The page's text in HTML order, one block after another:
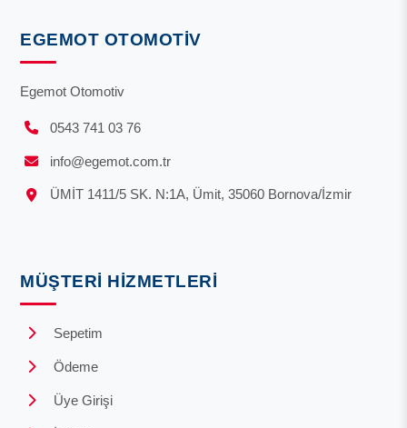
EGEMOT OTOMOTIV
Egemot Otomotiv
0543 741 03 76
info@egemot.com.tr
ÜMİT 1411/5 SK. N:1A, Ümit, 35060 Bornova/İzmir
MÜŞTERI HIZMETLERI
Sepetim
Ödeme
Üye Girişi